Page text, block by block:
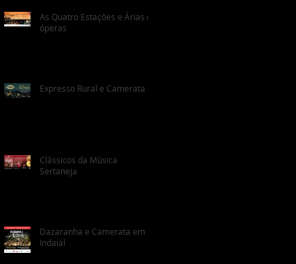
As Quatro Estações e Árias de
óperas
Expresso Rural e Camerata
Clássicos da Música
Sertaneja
Dazaranha e Camerata em
Indaial